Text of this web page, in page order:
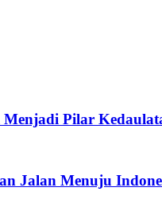
Pilar
Jalan Menuju